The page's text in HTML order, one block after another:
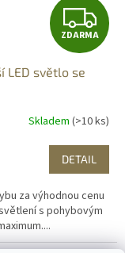
Z
D
R
M
A
ZDARMA
LED světlo se
Skladem (>10 ks)
DETAIL
za výhodnou cenu
s pohybovým